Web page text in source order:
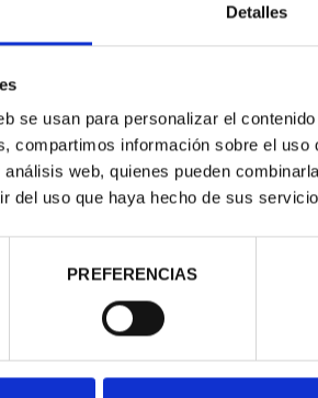
Detalles
se usan para personalizar el
compartimos información sobre el
web, quienes pueden
del uso que haya hecho de sus
PREFERENCIAS